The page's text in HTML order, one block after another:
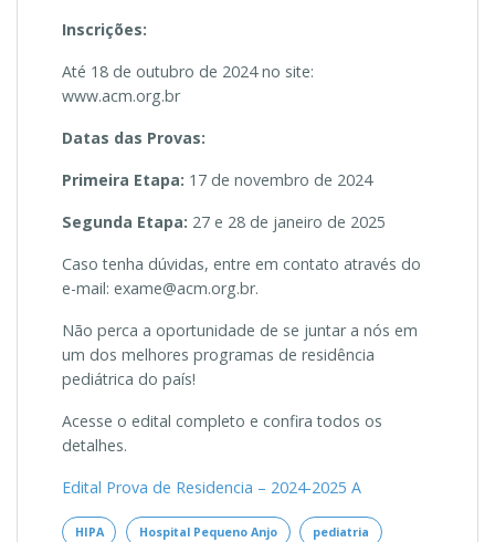
Inscrições:
Até 18 de outubro de 2024 no site:
www.acm.org.br
Datas das Provas:
Primeira Etapa: 17 de novembro de 2024
Segunda Etapa: 27 e 28 de janeiro de 2025
Caso tenha dúvidas, entre em contato através do
e-mail: exame@acm.org.br.
Não perca a oportunidade de se juntar a nós em
um dos melhores programas de residência
pediátrica do país!
Acesse o edital completo e confira todos os
detalhes.
Edital Prova de Residencia – 2024-2025 A
HIPA Hospital Pequeno Anjo pediatria